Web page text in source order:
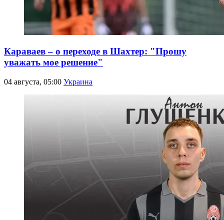
Караваев – о переходе в Шахтер: "Прошу
уважать мое решение"
04 августа, 05:00 Украина